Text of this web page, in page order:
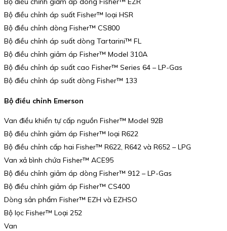
Bộ điều chỉnh áp suất Fisher™ loại HSR
Bộ điều chỉnh dòng Fisher™ CS800
Bộ điều chỉnh áp suất dòng Tartarini™ FL
Bộ điều chỉnh giảm áp Fisher™ Model 310A
Bộ điều chỉnh áp suất cao Fisher™ Series 64 – LP-Gas
Bộ điều chỉnh áp suất dòng Fisher™ 133
Bộ điều chỉnh Emerson
Van điều khiển tự cấp nguồn Fisher™ Model 92B
Bộ điều chỉnh giảm áp Fisher™ loại R622
Bộ điều chỉnh cấp hai Fisher™ R622, R642 và R652 – LPG
Van xả bình chứa Fisher™ ACE95
Bộ điều chỉnh giảm áp dòng Fisher™ 912 – LP-Gas
Bộ điều chỉnh giảm áp Fisher™ CS400
Dòng sản phẩm Fisher™ EZH và EZHSO
Bộ lọc Fisher™ Loại 252
Van